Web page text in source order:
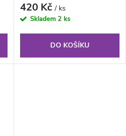
420 Kč/ ks
Skladem 2 ks
DO KOŠÍKU